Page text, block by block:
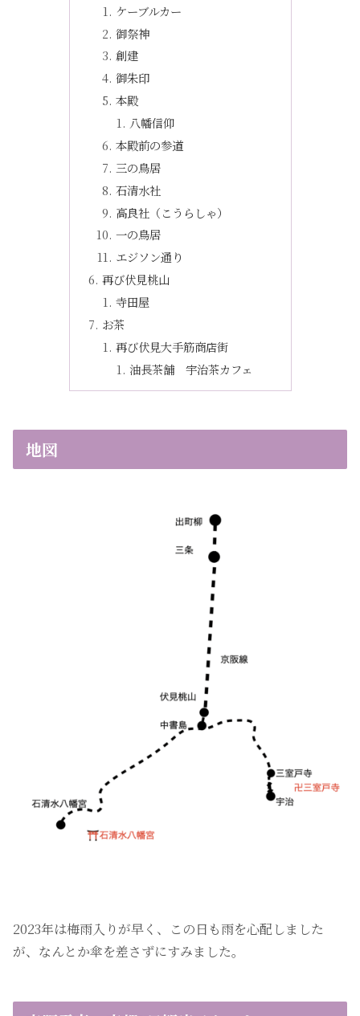
ケーブルカー
御祭神
創建
御朱印
本殿
八幡信仰
本殿前の参道
三の鳥居
石清水社
高良社（こうらしゃ）
一の鳥居
エジソン通り
再び伏見桃山
寺田屋
お茶
再び伏見大手筋商店街
油長茶舗 宇治茶カフェ
地図
2023年は梅雨入りが早く、この日も雨を心配しました
が、なんとか傘を差さずにすみました。